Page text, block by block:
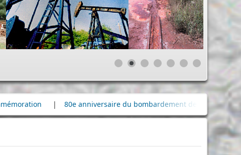
| 80e anniversaire du bombardement de la raffinerie de pétrole |